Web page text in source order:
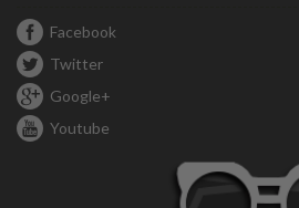
Facebook
Twitter
Google+
Youtube